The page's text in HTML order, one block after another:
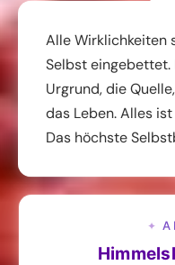
Alle Wirklichkeiten
Selbst
Urgrund, die
das Leben. Alles
Das höchste
✦